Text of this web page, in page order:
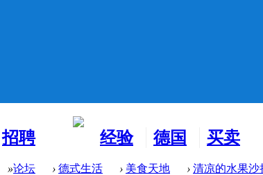
招聘
经验
分享
德国
生活
买卖
市场
»论坛 › 德式生活 › 美食天地 › 清凉的水果沙